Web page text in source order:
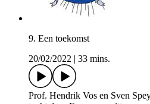
9. Een toekomst
20/02/2022
33 mins.
Prof. Hendrik Vos en Sven